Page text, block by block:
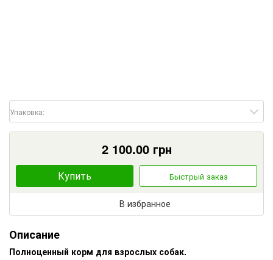
Упаковка:
2 100.00грн
Купить Быстрый заказ
В избранное
Описание
Полноценный корм для взрослых собак.